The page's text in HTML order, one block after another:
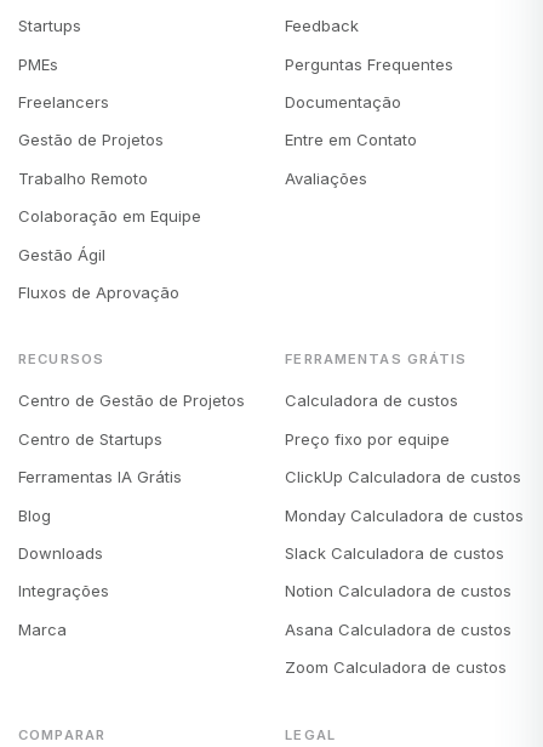
Startups
PMEs
Freelancers
Gestão de Projetos
Trabalho Remoto
Colaboração em Equipe
Gestão Ágil
Fluxos de Aprovação
Feedback
Perguntas Frequentes
Documentação
Entre em Contato
Avaliações
RECURSOS
Centro de Gestão de Projetos
Centro de Startups
Ferramentas IA Grátis
Blog
Downloads
Integrações
Marca
FERRAMENTAS GRÁTIS
Calculadora de custos
Preço fixo por equipe
ClickUp Calculadora de custos
Monday Calculadora de custos
Slack Calculadora de custos
Notion Calculadora de custos
Asana Calculadora de custos
Zoom Calculadora de custos
COMPARAR LEGAL